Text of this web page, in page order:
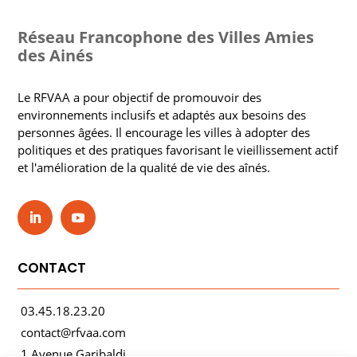
Réseau Francophone des Villes Amies
des Ainés
Le RFVAA a pour objectif de promouvoir des
environnements inclusifs et adaptés aux besoins des
personnes âgées. Il encourage les villes à adopter des
politiques et des pratiques favorisant le vieillissement actif
et l'amélioration de la qualité de vie des aînés.
CONTACT
03.45.18.23.20
contact@rfvaa.com